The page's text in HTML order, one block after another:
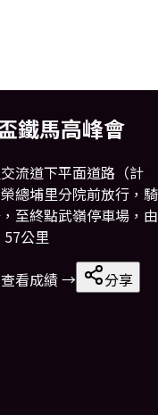
鐵馬高峰會
流道下平面道路（計
總埔里分院前放行，騎
至終點武嶺停車場，由
公里
查看成績 →
分享